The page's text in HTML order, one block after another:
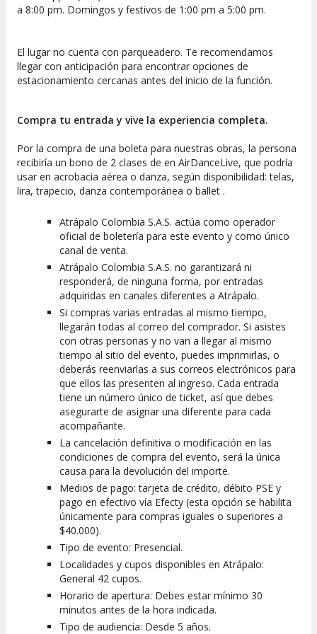
a 8:00 pm. Domingos y festivos de 1:00 pm a 5:00 pm.
El lugar no cuenta con parqueadero. Te recomendamos
llegar con anticipación para encontrar opciones de
estacionamiento cercanas antes del inicio de la función.
​Compra tu entrada y vive la experiencia completa.
Por la compra de una boleta para nuestras obras, la persona
recibiría un bono de 2 clases de en AirDanceLive, que podría
usar en acrobacia aérea o danza, según disponibilidad: telas,
lira, trapecio, danza contemporánea o ballet .
Atrápalo Colombia S.A.S. actúa como operador
oficial de boletería para este evento y como único
canal de venta.
Atrápalo Colombia S.A.S. no garantizará ni
responderá, de ninguna forma, por entradas
adquiridas en canales diferentes a Atrápalo.
Si compras varias entradas al mismo tiempo,
llegarán todas al correo del comprador. Si asistes
con otras personas y no van a llegar al mismo
tiempo al sitio del evento, puedes imprimirlas, o
deberás reenviarlas a sus correos electrónicos para
que ellos las presenten al ingreso. Cada entrada
tiene un número único de ticket, así que debes
asegurarte de asignar una diferente para cada
acompañante.
La cancelación definitiva o modificación en las
condiciones de compra del evento, será la única
causa para la devolución del importe.
Medios de pago: tarjeta de crédito, débito PSE y
pago en efectivo vía Efecty (esta opción se habilita
únicamente para compras iguales o superiores a
$40.000).
Tipo de evento: Presencial.
Localidades y cupos disponibles en Atrápalo:
General 42 cupos.
Horario de apertura: Debes estar mínimo 30
minutos antes de la hora indicada.
Tipo de audiencia: Desde 5 años.